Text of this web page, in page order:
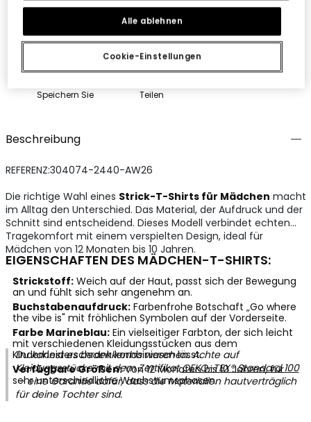
Speichern Sie Teilen
Beschreibung
REFERENZ:304074-2440-AW26
Die richtige Wahl eines Strick-T-Shirts für Mädchen macht
im Alltag den Unterschied. Das Material, der Aufdruck und der
Schnitt sind entscheidend. Dieses Modell verbindet echten
Tragekomfort mit einem verspielten Design, ideal für
Mädchen von 12 Monaten bis 10 Jahren.
EIGENSCHAFTEN DES MÄDCHEN-T-SHIRTS:
Strickstoff:Weich auf der Haut, passt sich der Bewegung
an und fühlt sich sehr angenehm an.
Buchstabenaufdruck:Farbenfrohe Botschaft „Go where
the vibe is" mit fröhlichen Symbolen auf der Vorderseite.
Farbe Marineblau:Ein vielseitiger Farbton, der sich leicht
mit verschiedenen Kleidungsstücken aus dem
Kinderkleiderschrank kombinieren lässt.
Verfügbare Größen:Von 12 Monaten bis 10 Jahren, für
sehr unterschiedliche Wachstumsphasen.
Du kannst es bedenkenlos waschen. Achte auf
Kleidungsstücke mit dem ZertifikatOEKO-TEX® Standard 100
– eine Garantie dafür, dass die Materialien hautverträglich
für deine Tochter sind.
Cookie-Einstellungen
Alle ablehnen